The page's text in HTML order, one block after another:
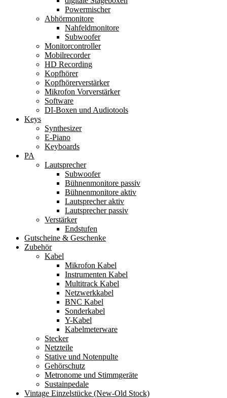
Powermischer
Abhörmonitore
Nahfeldmonitore
Subwoofer
Monitorcontroller
Mobilrecorder
HD Recording
Kopfhörer
Kopfhörerverstärker
Mikrofon Vorverstärker
Software
DI-Boxen und Audiotools
Keys
Synthesizer
E-Piano
Keyboards
PA
Lautsprecher
Subwoofer
Bühnenmonitore passiv
Bühnenmonitore aktiv
Lautsprecher aktiv
Lautsprecher passiv
Verstärker
Endstufen
Gutscheine & Geschenke
Zubehör
Kabel
Mikrofon Kabel
Instrumenten Kabel
Multitrack Kabel
Netzwerkkabel
BNC Kabel
Sonderkabel
Y-Kabel
Kabelmeterware
Stecker
Netzteile
Stative und Notenpulte
Gehörschutz
Metronome und Stimmgeräte
Sustainpedale
Vintage Einzelstücke (New-Old Stock)